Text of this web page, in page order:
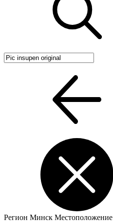
Регион Минск Местоположение